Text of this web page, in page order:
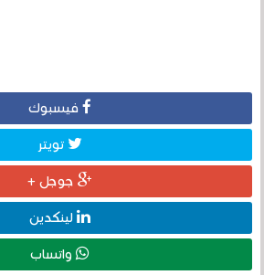
فيسبوك
تويتر
جوجل +
لينكدين
واتساب